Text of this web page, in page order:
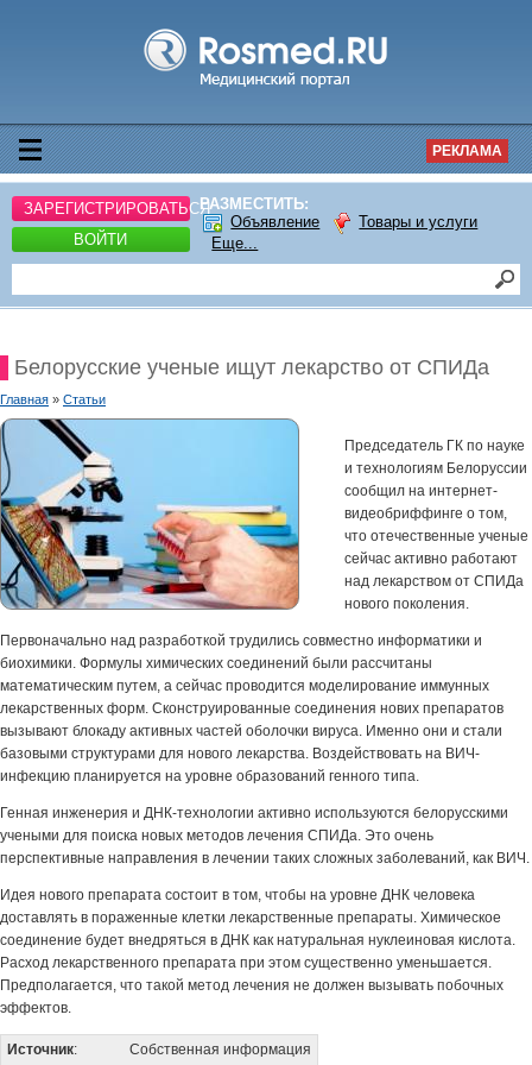
РЕКЛАМА
ЗАРЕГИСТРИРОВАТЬСЯ
ВОЙТИ
РАЗМЕСТИТЬ:
Объявление
Товары и услуги
Еще...
Белорусские ученые ищут лекарство от СПИДа
Главная » Статьи
Председатель ГК по науке
и технологиям Белоруссии
сообщил на интернет-
видеобриффинге о том,
что отечественные ученые
сейчас активно работают
над лекарством от СПИДа
нового поколения.
Первоначально над разработкой трудились совместно информатики и
биохимики. Формулы химических соединений были рассчитаны
математическим путем, а сейчас проводится моделирование иммунных
лекарственных форм. Сконструированные соединения нових препаратов
вызывают блокаду активных частей оболочки вируса. Именно они и стали
базовыми структурами для нового лекарства. Воздействовать на ВИЧ-
инфекцию планируется на уровне образований генного типа.
Генная инженерия и ДНК-технологии активно используются белорусскими
учеными для поиска новых методов лечения СПИДа. Это очень
перспективные направления в лечении таких сложных заболеваний, как ВИЧ.
Идея нового препарата состоит в том, чтобы на уровне ДНК человека
доставлять в пораженные клетки лекарственные препараты. Химическое
соединение будет внедряться в ДНК как натуральная нуклеиновая кислота.
Расход лекарственного препарата при этом существенно уменьшается.
Предполагается, что такой метод лечения не должен вызывать побочных
эффектов.
Источник: Собственная информация